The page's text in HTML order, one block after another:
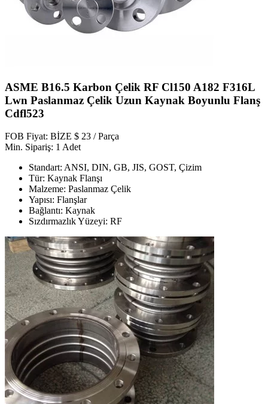
ASME B16.5 Karbon Çelik RF Cl150 A182 F316L
Lwn Paslanmaz Çelik Uzun Kaynak Boyunlu Flanş
Cdfl523
FOB Fiyat: BİZE $ 23 / Parça
Min. Sipariş: 1 Adet
Standart: ANSI, DIN, GB, JIS, GOST, Çizim
Tür: Kaynak Flanşı
Malzeme: Paslanmaz Çelik
Yapısı: Flanşlar
Bağlantı: Kaynak
Sızdırmazlık Yüzeyi: RF